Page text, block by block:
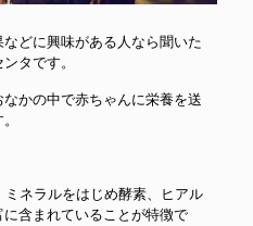
どに興味がある人なら聞いた
タです。
かの中で赤ちゃんに栄養を送
ネラルをはじめ酵素、ヒアル
含まれていることが特徴で